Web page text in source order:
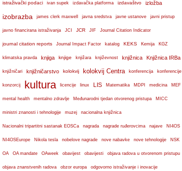
istraživački podaci ivan supek izdavačka platforma izdavaštvo izložba
izobrazba james clerk maxwell javna sredstva javne ustanove javni pristup
javno financirana istraživanja JCI JCR JIF Journal Citation Indicator
journal citation reports Journal Impact Factor katalog KEKS Kemija KGZ
klimatska pravda knjiga knjige knjižara književnost knjižnica Knjižnica IRBa
knjižničari knjižničarstvo kolokvij kolokvij Centra konferencija konferencije
konzorcij kultura licencije linux LIS Matematika MDPI medicina MEF
mental health mentalno zdravlje Međunarodni tjedan otvorenog pristupa MICC
ministri znanosti i tehnologije muzej nacionalna knjižnica
Nacionalni tripartitni sastanak EOSCa nagrada nagrade ruđerovcima najave NI4OS
NI4OSEurope Nikola tesla nobelove nagrade nove nabavke nove tehnologije NSK
OA OA mandate OAweek obavijest obavijesti objava radova u otvorenom pristupu
objava znanstvenih radova obzor europa odgovorno istraživanje i inovacije